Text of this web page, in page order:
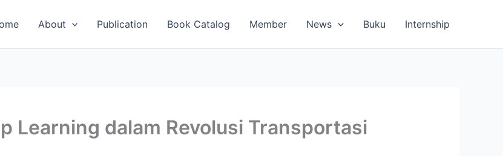
About Publication Book Catalog Member News Buku Internship
Learning dalam Revolusi Transportasi